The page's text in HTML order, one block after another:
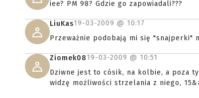
iee? PM 98? Gdzie go zapowiadali???
LiuKas19-03-2009 @ 10:17
Przeważnie podobają mi się "snajperki"
Ziomek0819-03-2009 @ 10:51
Dziwne jest to cósik, na kolbie, a poza
widzę możliwości strzelania z niego,